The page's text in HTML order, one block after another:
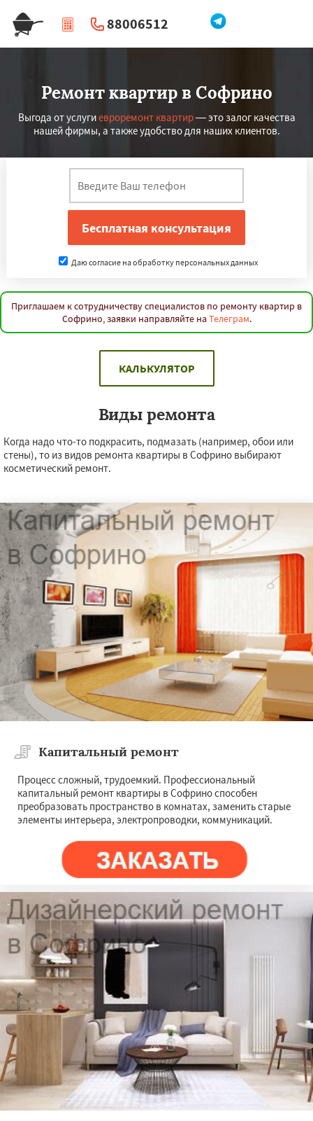
88006512
| Перезвоните мне
Ремонт квартир в Софрино
Выгода от услугиевроремонт квартир— это залог качества
нашей фирмы, а также удобство для наших клиентов.
Даю согласие на обработку персональных данных
Приглашаем к сотрудничеству специалистов по ремонту квартир в
Софрино, заявки направляйте на Телеграм.
КАЛЬКУЛЯТОР
Виды ремонта
Когда надо что-то подкрасить, подмазать (например, обои или
стены), то из видов ремонта квартиры в Софрино выбирают
косметический ремонт.
Капитальный ремонт
Процесс сложный, трудоемкий. Профессиональный
капитальный ремонт квартиры в Софрино способен
преобразовать пространство в комнатах, заменить старые
элементы интерьера, электропроводки, коммуникаций.